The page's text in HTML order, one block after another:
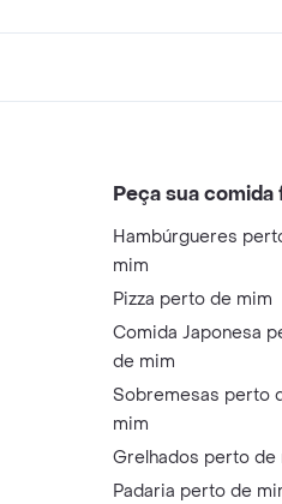
Peça sua
Hambúrgueres
mim
Pizza perto de mim
Comida Japonesa
de mim
Sobremesas perto
mim
Grelhados perto de
Padaria perto de